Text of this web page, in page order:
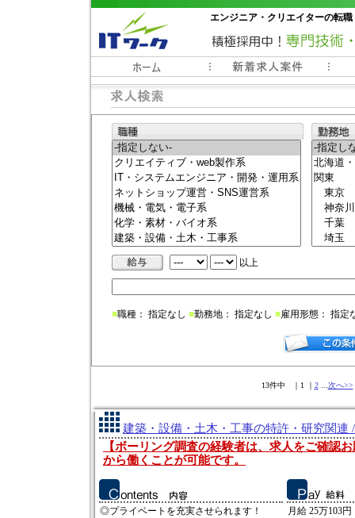
エンジニア・クリエイターの転
常時3000件以上の求人情報掲載中
以上
■職種： 指定なし ■勤務地： 指定なし ■雇用形態： 指定
13件中 ｜1 ｜ 2... 次へ>>
建築・設備・土木・工事の特許・研究関連
【ボーリング調査の経験者は、求人をご確認
から働くことが可能です。
◎プライベートを充実させられます！
月給 25万103